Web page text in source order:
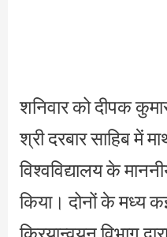
शनिवार को दीपक
श्री दरबार साहिब में
विश्वविद्यालय के
किया। दोनों के मध्य
क्रियान्वयन विभाग